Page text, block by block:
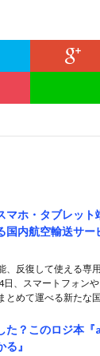
マホ・タブレッ
国内航空輸送サー
、反復して使える専
日、スマートフォン
とめて運べる新たな
た？このロジ本
』